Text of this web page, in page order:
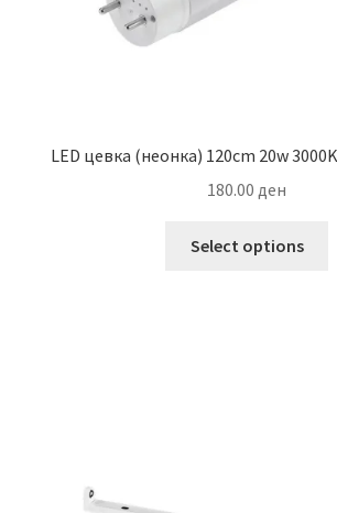
LED цевка (неонка) 120cm 20w
180.00 ден
Select options